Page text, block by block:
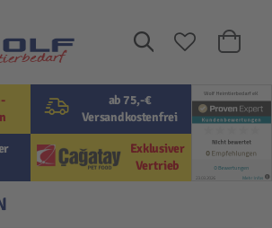
Suche
Mein
ab 75,-€
Versandkostenfrei
Exklusiver
Vertrieb